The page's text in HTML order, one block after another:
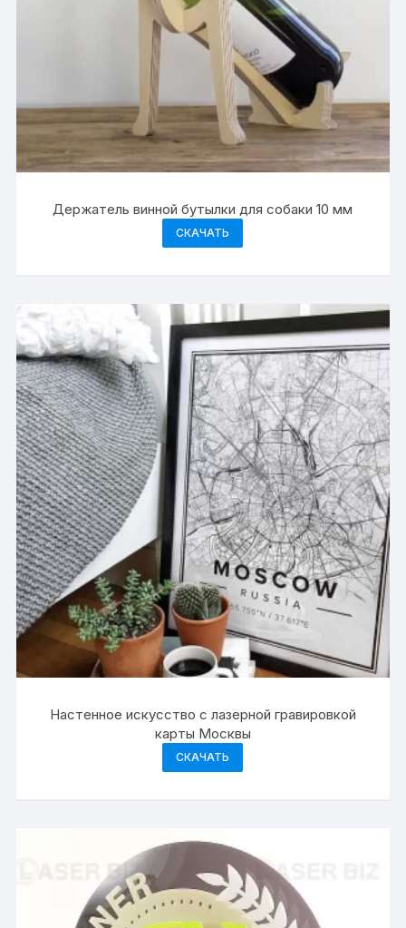
Держатель винной бутылки для собаки 10 мм
СКАЧАТЬ
Настенное искусство с лазерной гравировкой
карты Москвы
СКАЧАТЬ